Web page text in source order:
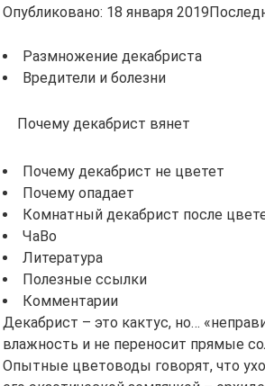
Опубликовано: 18 января
Размножение декабриста
Вредители и болезни
Почему декабрист вянет
Почему декабрист не цветет
Почему опадает
Комнатный декабрист после
ЧаВо
Литература
Полезные ссылки
Комментарии
Декабрист – это кактус, но…
влажность и не переносит прямые
Опытные цветоводы говорят, что